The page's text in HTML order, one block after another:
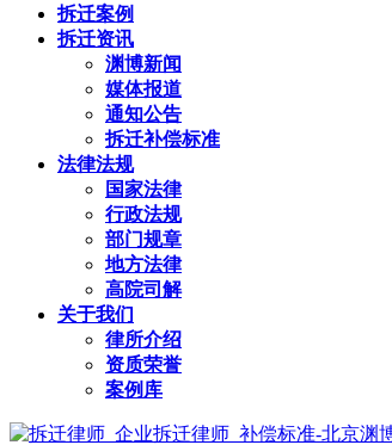
拆迁案例
拆迁资讯
渊博新闻
媒体报道
通知公告
拆迁补偿标准
法律法规
国家法律
行政法规
部门规章
地方法律
高院司解
关于我们
律所介绍
资质荣誉
案例库